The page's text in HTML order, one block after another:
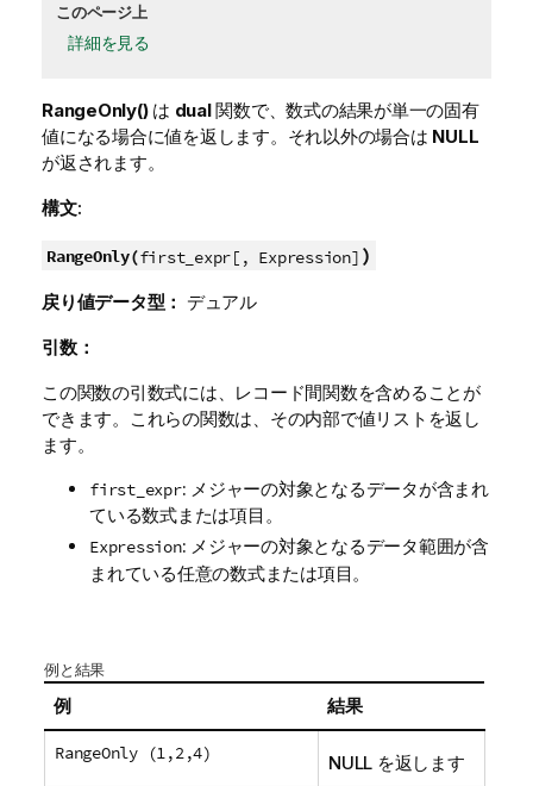
このページ上
詳細を見る
RangeOnly()は dual関数で、数式の結果が単一の固有
値になる場合に値を返します。それ以外の場合は NULL
が返されます。
構文:
RangeOnly(first_expr[, Expression] )
戻り値データ型： デュアル
引数：
この関数の引数式には、レコード間関数を含めることが
できます。これらの関数は、その内部で値リストを返し
ます。
first_expr: メジャーの対象となるデータが含まれ
ている数式または項目。
Expression: メジャーの対象となるデータ範囲が含
まれている任意の数式または項目。
例と結果
例 結果
RangeOnly (1,2,4) NULL を返します